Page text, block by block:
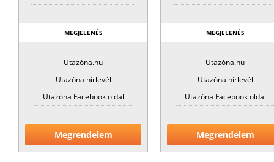
MEGJELENÉS
Utazóna.hu
Utazóna hírlevél
Utazóna Facebook oldal
Megrendelem
MEGJELENÉS
Utazóna.hu
Utazóna hírlevél
Utazóna Facebook oldal
Megrendelem